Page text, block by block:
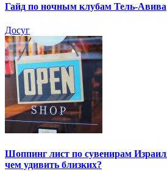
Гайд по ночным клубам Тель-Авива
Досуг
Шоппинг лист по сувенирам
чем удивить близких?